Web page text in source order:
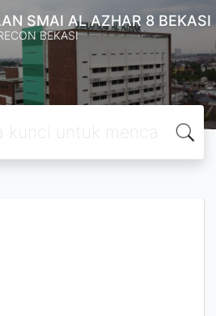
SMAI AL AZHAR 8 BEKASI
BEKASI